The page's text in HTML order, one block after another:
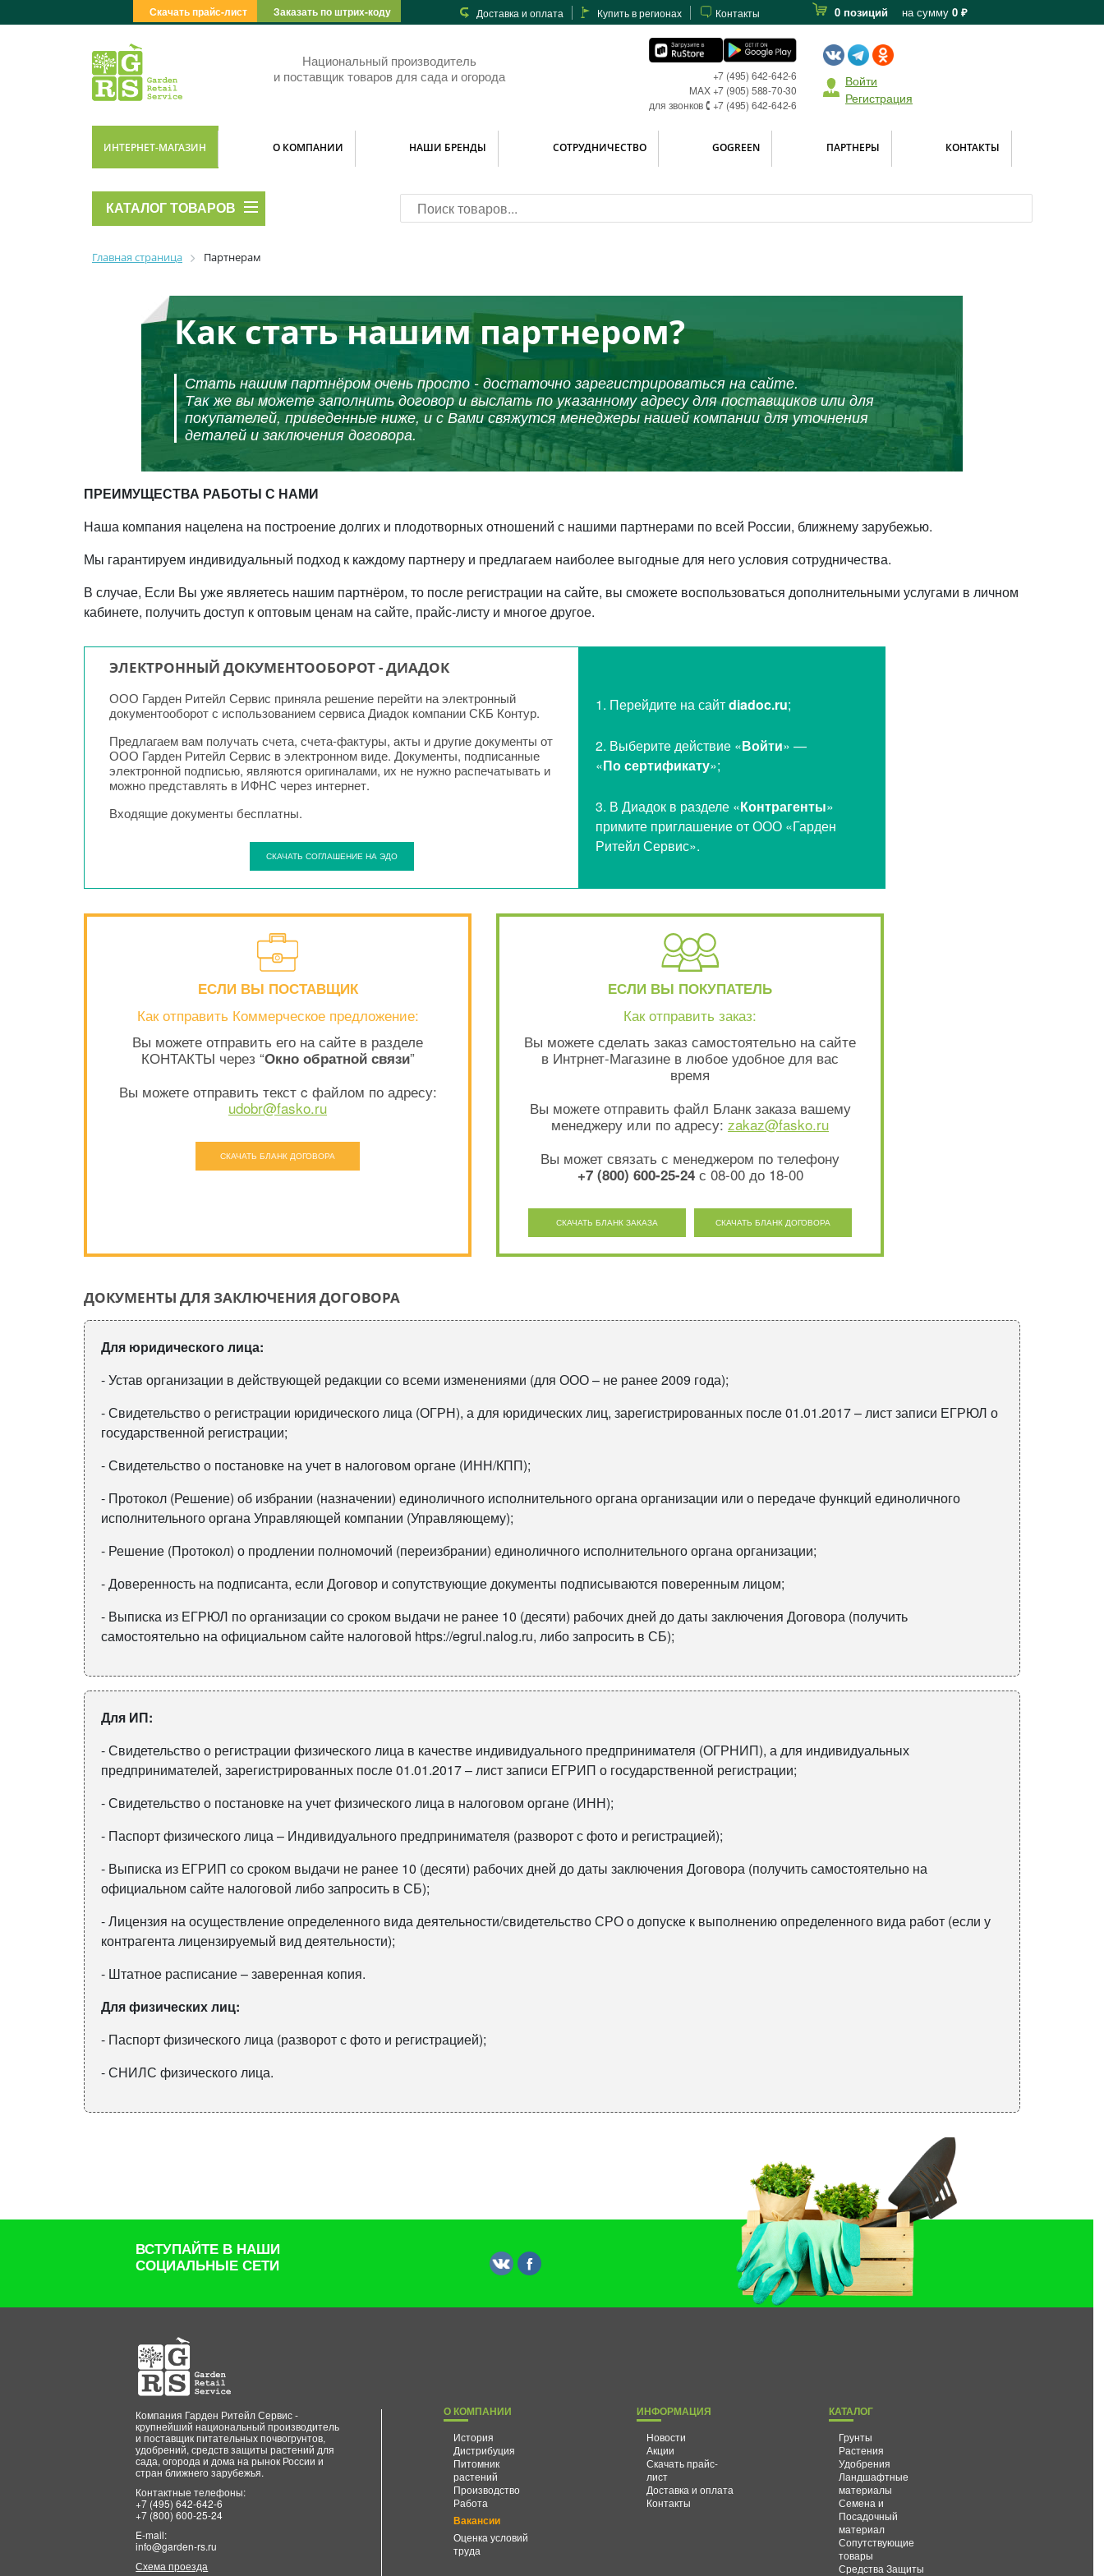
Скачать прайс-лист Заказать по штрих-коду Доставка и оплата Купить в регионах Контакты 0 позиций на сумму 0 ₽
Национальный производитель
и поставщик товаров для сада и огорода
+7 (495) 642-642-6
MAX +7 (905) 588-70-30
для звонков 🕻 +7 (495) 642-642-6
Войти
Регистрация
ИНТЕРНЕТ-МАГАЗИН О КОМПАНИИ НАШИ БРЕНДЫ СОТРУДНИЧЕСТВО GOGREEN ПАРТНЕРЫ КОНТАКТЫ
КАТАЛОГ ТОВАРОВ
Главная страница Партнерам
Как стать нашим партнером?
Стать нашим партнёром очень просто - достаточно зарегистрироваться на сайте.
Так же вы можете заполнить договор и выслать по указанному адресу для поставщиков или для
покупателей, приведенные ниже, и с Вами свяжутся менеджеры нашей компании для уточнения
деталей и заключения договора.
ПРЕИМУЩЕСТВА РАБОТЫ С НАМИ
Наша компания нацелена на построение долгих и плодотворных отношений с нашими партнерами по всей России, ближнему зарубежью.
Мы гарантируем индивидуальный подход к каждому партнеру и предлагаем наиболее выгодные для него условия сотрудничества.
В случае, Если Вы уже являетесь нашим партнёром, то после регистрации на сайте, вы сможете воспользоваться дополнительными услугами в личном
кабинете, получить доступ к оптовым ценам на сайте, прайс-листу и многое другое.
ЭЛЕКТРОННЫЙ ДОКУМЕНТООБОРОТ - ДИАДОК
ООО Гарден Ритейл Сервис приняла решение перейти на электронный
документооборот с использованием сервиса Диадок компании СКБ Контур.
Предлагаем вам получать счета, счета-фактуры, акты и другие документы от
ООО Гарден Ритейл Сервис в электронном виде. Документы, подписанные
электронной подписью, являются оригиналами, их не нужно распечатывать и
можно представлять в ИФНС через интернет.
Входящие документы бесплатны.
СКАЧАТЬ СОГЛАШЕНИЕ НА ЭДО
1. Перейдите на сайтdiadoc.ru;
2. Выберите действие «Войти» —
«По сертификату»;
3. В Диадок в разделе «Контрагенты»
примите приглашение от ООО «Гарден
Ритейл Сервис».
ЕСЛИ ВЫ ПОСТАВЩИК
Как отправить Коммерческое предложение:
Вы можете отправить его на сайте в разделе
КОНТАКТЫ через “Окно обратной связи”
Вы можете отправить текст c файлом по адресу:
udobr@fasko.ru
СКАЧАТЬ БЛАНК ДОГОВОРА
ЕСЛИ ВЫ ПОКУПАТЕЛЬ
Как отправить заказ:
Вы можете сделать заказ самостоятельно на сайте
в Интрнет-Магазине в любое удобное для вас
время
Вы можете отправить файл Бланк заказа вашему
менеджеру или по адресу: zakaz@fasko.ru
Вы может связать с менеджером по телефону
+7 (800) 600-25-24с 08-00 до 18-00
СКАЧАТЬ БЛАНК ЗАКАЗА СКАЧАТЬ БЛАНК ДОГОВОРА
ДОКУМЕНТЫ ДЛЯ ЗАКЛЮЧЕНИЯ ДОГОВОРА
Для юридического лица:
- Устав организации в действующей редакции со всеми изменениями (для ООО – не ранее 2009 года);
- Свидетельство о регистрации юридического лица (ОГРН), а для юридических лиц, зарегистрированных после 01.01.2017 – лист записи ЕГРЮЛ о
государственной регистрации;
- Свидетельство о постановке на учет в налоговом органе (ИНН/КПП);
- Протокол (Решение) об избрании (назначении) единоличного исполнительного органа организации или о передаче функций единоличного
исполнительного органа Управляющей компании (Управляющему);
- Решение (Протокол) о продлении полномочий (переизбрании) единоличного исполнительного органа организации;
- Доверенность на подписанта, если Договор и сопутствующие документы подписываются поверенным лицом;
- Выписка из ЕГРЮЛ по организации со сроком выдачи не ранее 10 (десяти) рабочих дней до даты заключения Договора (получить
самостоятельно на официальном сайте налоговой https://egrul.nalog.ru, либо запросить в СБ);
Для ИП:
- Свидетельство о регистрации физического лица в качестве индивидуального предпринимателя (ОГРНИП), а для индивидуальных
предпринимателей, зарегистрированных после 01.01.2017 – лист записи ЕГРИП о государственной регистрации;
- Свидетельство о постановке на учет физического лица в налоговом органе (ИНН);
- Паспорт физического лица – Индивидуального предпринимателя (разворот с фото и регистрацией);
- Выписка из ЕГРИП со сроком выдачи не ранее 10 (десяти) рабочих дней до даты заключения Договора (получить самостоятельно на
официальном сайте налоговой либо запросить в СБ);
- Лицензия на осуществление определенного вида деятельности/свидетельство СРО о допуске к выполнению определенного вида работ (если у
контрагента лицензируемый вид деятельности);
- Штатное расписание – заверенная копия.
Для физических лиц:
- Паспорт физического лица (разворот с фото и регистрацией);
- СНИЛС физического лица.
ВСТУПАЙТЕ В НАШИ
СОЦИАЛЬНЫЕ СЕТИ
Компания Гарден Ритейл Сервис -
крупнейший национальный производитель
и поставщик питательных почвогрунтов,
удобрений, средств защиты растений для
сада, огорода и дома на рынок России и
стран ближнего зарубежья.
Контактные телефоны:
+7 (495) 642-642-6
+7 (800) 600-25-24
E-mail:
info@garden-rs.ru
Схема проезда
О КОМПАНИИ
История
Дистрибуция
Питомник
растений
Производство
Работа
Вакансии
Оценка условий
труда
ИНФОРМАЦИЯ
Новости
Акции
Скачать прайс-
лист
Доставка и оплата
Контакты
КАТАЛОГ
Грунты
Растения
Удобрения
Ландшафтные
материалы
Семена и
Посадочный
материал
Сопутствующие
товары
Средства Защиты